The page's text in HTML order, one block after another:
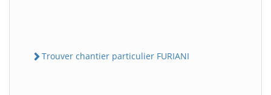
Trouver chantier particulier FURIANI